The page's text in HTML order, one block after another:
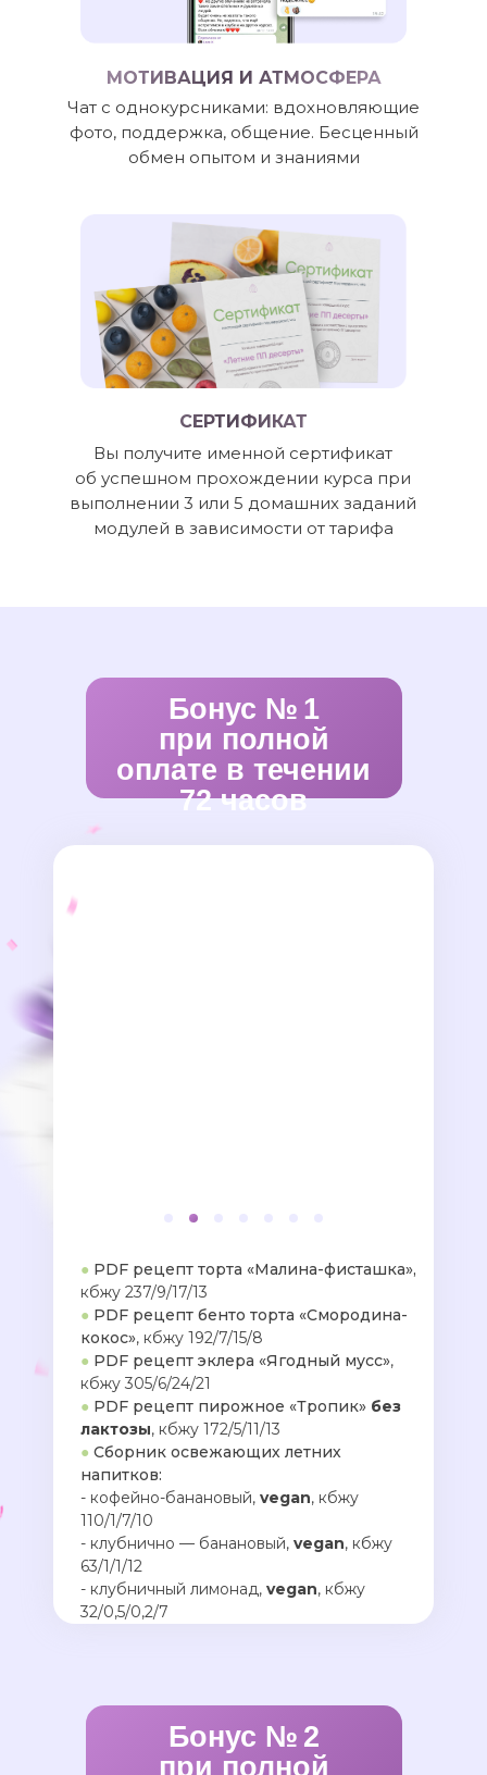
Чат с однокурсниками: вдохновляющие
фото, поддержка, общение. Бесценный
обмен опытом и знаниями
МОТИВАЦИЯ И АТМОСФЕРА
СЕРТИФИКАТ
Вы получите именной сертификат
об успешном прохождении курса при
выполнении 3 или 5 домашних заданий
модулей в зависимости от тарифа
Бонус № 1
при полной
оплате в течении
72 часов
● PDF рецепт торта «Малина-фисташка»,
кбжу 237/9/17/13
● PDF рецепт бенто торта «Смородина-
кокос», кбжу 192/7/15/8
● PDF рецепт эклера «Ягодный мусс»,
кбжу 305/6/24/21
● PDF рецепт пирожное «Тропик» без
лактозы, кбжу 172/5/11/13
● Сборник освежающих летних
напитков:
- кофейно-банановый, vegan, кбжу
110/1/7/10
- клубнично — банановый, vegan, кбжу
63/1/1/12
- клубничный лимонад, vegan, кбжу
32/0,5/0,2/7
Бонус № 2
при полной